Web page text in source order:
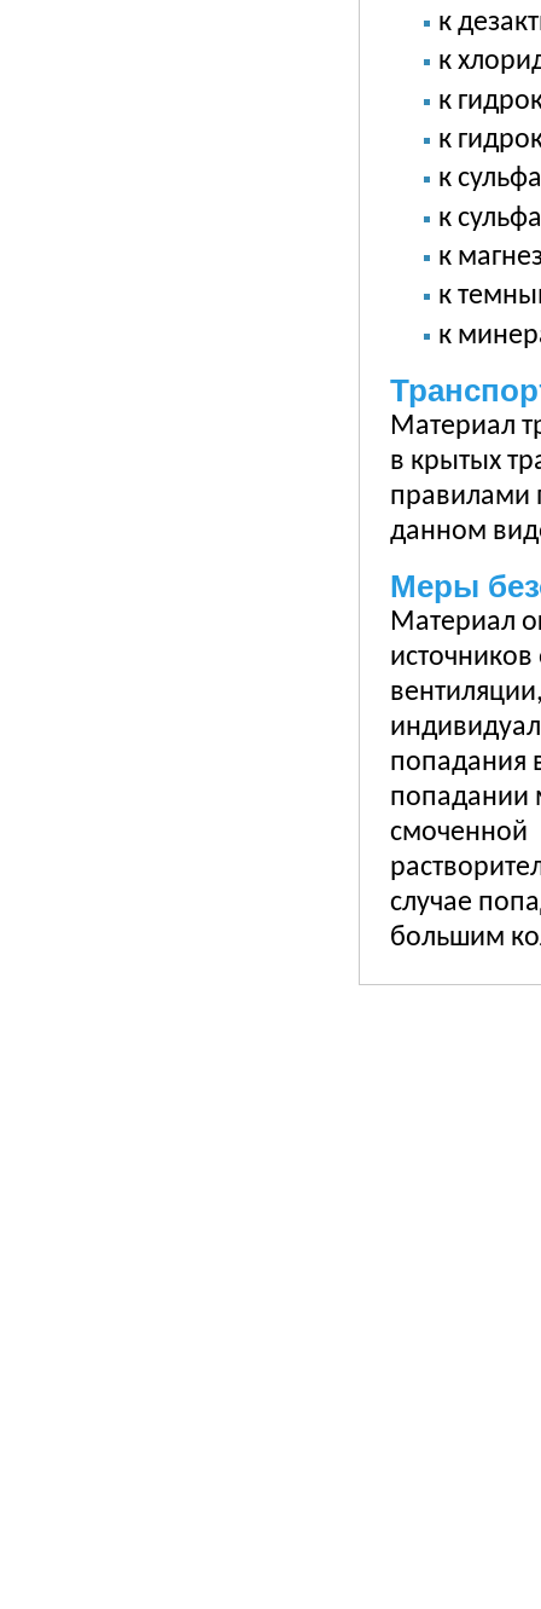
к
к
к
к
к
к
к
к
к
Материал
в крытых
правилами
данном
Меры
Материал
попадания
попадании
смоченной
случае
большим